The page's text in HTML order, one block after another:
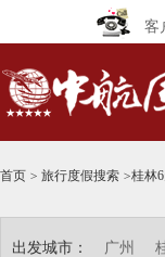
客
首页 > 旅行度假搜索 >桂林
出发城市： 广州